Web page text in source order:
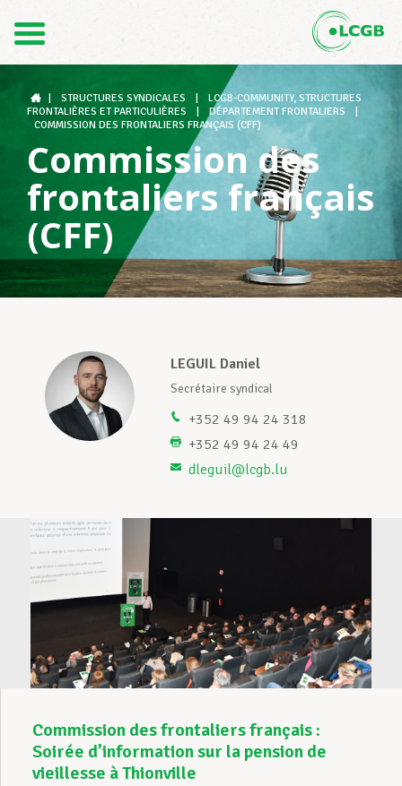
DE
Le LCGB
Structures syndicales
Assistance au Travail
Vos droits
Assistance en vie privée
Développement professionnel
Devenir Membre
Actualités
STRUCTURES SYNDICALES
LCGB-COMMUNITY, STRUCTURES
FRONTALIÈRES ET PARTICULIÈRES
DÉPARTEMENT FRONTALIERS
COMMISSION DES FRONTALIERS FRANÇAIS (CFF)
Commission des
frontaliers français
(CFF)
LEGUIL Daniel
Secrétaire syndical
+352 49 94 24 318
+352 49 94 24 49
dleguil@lcgb.lu
Commission des frontaliers français :
Soirée d’information sur la pension de
vieillesse à Thionville